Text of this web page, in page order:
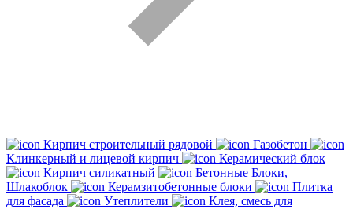
Кирпич строительный рядовой
Газобетон
Клинкерный и лицевой кирпич
Керамический блок
Кирпич силикатный
Бетонные Блоки,
Шлакоблок
Керамзитобетонные блоки
Плитка
для фасада
Утеплители
Клея, смесь для